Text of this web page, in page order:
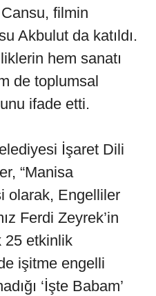
filmin
Akbulut da katıldı.
hem sanatı
de toplumsal
ifade etti.
İşaret Dili
“Manisa
olarak, Engelliler
Ferdi Zeyrek’in
25 etkinlik
işitme engelli
‘İşte Babam’